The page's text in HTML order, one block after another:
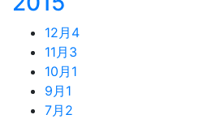
12月 4
11月 3
10月 1
9月 1
7月 2